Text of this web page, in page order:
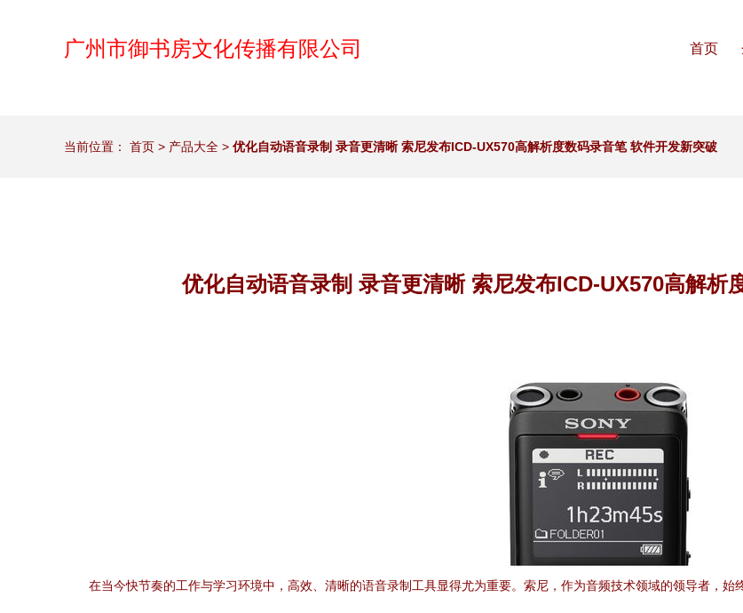
广州市御书房文化传播有限公司 首页
当前位置： 首页 > 产品大全 > 优化自动语音录制 录音更清晰 索尼发布ICD-UX570高解析度数码录音笔 软件开发新突破
优化自动语音录制 录音更清晰 索尼发布ICD-UX570高解析
在当今快节奏的工作与学习环境中，高效、清晰的语音录制工具显得尤为重要。索尼，作为音频技术领域的领导者，